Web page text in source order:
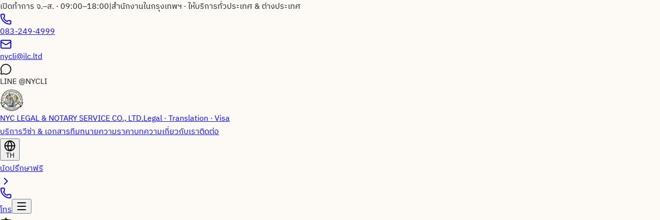
เปิดทำการ จ.–ส. · 09:00–18:00|สำนักงานในกรุงเทพฯ · ให้บริการทั่วประเทศ & ต่างประเทศ
083-249-4999
nycli@ilc.ltd
LINE@NYCLI
NYC LEGAL & NOTARY SERVICE CO., LTD.Legal · Translation · Visa
บริการวีซ่า & เอกสารทีมทนายความราคาบทความเกี่ยวกับเราติดต่อ
TH
นัดปรึกษาฟรี
โทร